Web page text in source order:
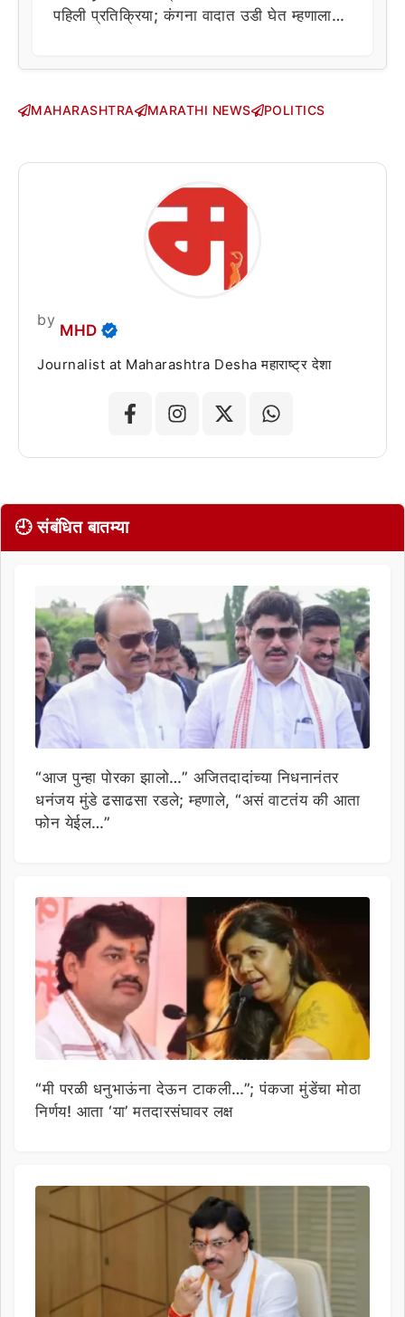
पहिली प्रतिक्रिया; कंगना वादात उडी घेत म्हणाला…
MAHARASHTRA MARATHI NEWS POLITICS
by
MHD
Journalist at Maharashtra Desha महाराष्ट्र देशा
🕘 संबंधित बातम्या
“आज पुन्हा पोरका झालो…” अजितदादांच्या निधनानंतर
धनंजय मुंडे ढसाढसा रडले; म्हणाले, “असं वाटतंय की आता
फोन येईल…”
“मी परळी धनुभाऊंना देऊन टाकली…”; पंकजा मुंडेंचा मोठा
निर्णय! आता ‘या’ मतदारसंघावर लक्ष